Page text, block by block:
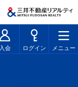
入会 ログイン メニュー